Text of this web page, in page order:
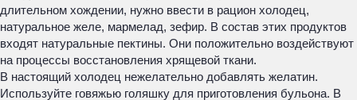
длительном хождении, нужно ввести в рацион холодец,
натуральное желе, мармелад, зефир. В состав этих продуктов
входят натуральные пектины. Они положительно воздействуют
на процессы восстановления хрящевой ткани.
В настоящий холодец нежелательно добавлять желатин.
Используйте говяжью голяшку для приготовления бульона. В